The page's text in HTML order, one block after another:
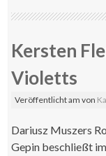
Kersten
Violetts
Veröffentlicht amvon
Dariusz Muszers
Gepin beschließt